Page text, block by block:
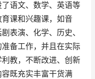
语文、数学、英语等
课和兴趣课，如音
表演、化学、历史、
备工作，并且在实际
教，不断改进、创新
既充实丰富干货满